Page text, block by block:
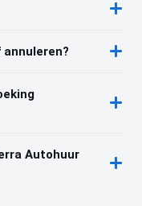
Autohuur